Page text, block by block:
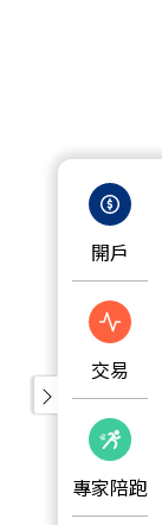
開戶
交易
專家陪跑